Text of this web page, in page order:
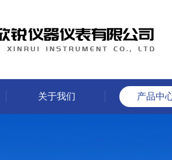
关于我们 产品中